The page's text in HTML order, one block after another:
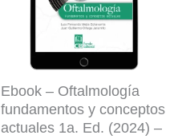
Ebook – Oftalmología
fundamentos y conceptos
actuales 1a. Ed. (2024) –